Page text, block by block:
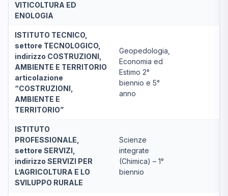
VITICOLTURA ED
ENOLOGIA
ISTITUTO TECNICO,
settore TECNOLOGICO,
indirizzo COSTRUZIONI,
AMBIENTE E TERRITORIO
articolazione
“COSTRUZIONI,
AMBIENTE E
TERRITORIO”
Geopedologia,
Economia ed
Estimo 2°
biennio e 5°
anno
ISTITUTO
PROFESSIONALE,
settore SERVIZI,
indirizzo SERVIZI PER
L’AGRICOLTURA E LO
SVILUPPO RURALE
Scienze
integrate
(Chimica) – 1°
biennio